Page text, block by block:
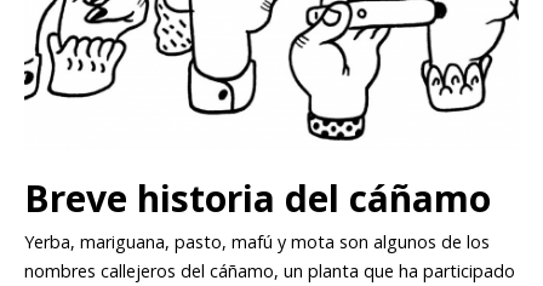
Breve historia del cáñamo
Yerba, mariguana, pasto, mafú y mota son algunos de los
nombres callejeros del cáñamo, un planta que ha participado